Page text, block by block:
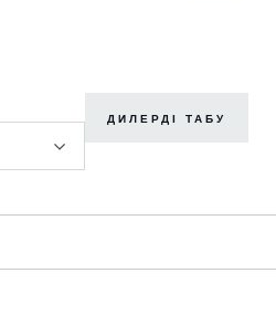
ДИЛЕРДІ ТАБУ